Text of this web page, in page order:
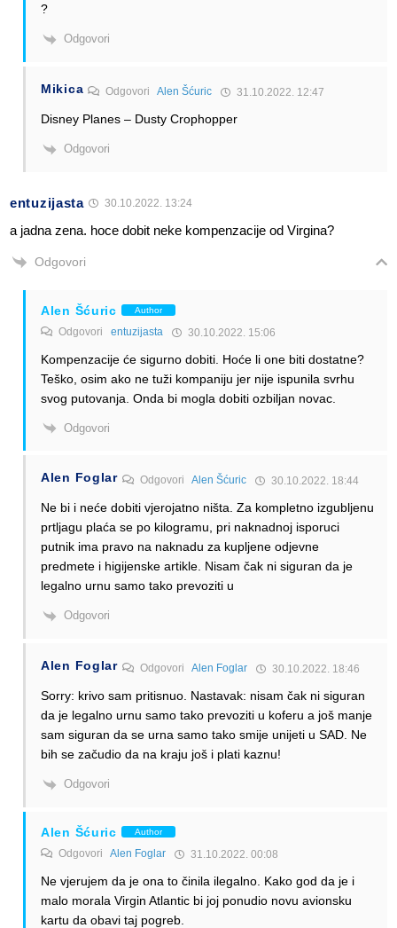
?
Odgovori
Mikica OdgovoriAlen Šćuric 31.10.2022. 12:47
Disney Planes – Dusty Crophopper
Odgovori
entuzijasta 30.10.2022. 13:24
a jadna zena. hoce dobit neke kompenzacije od Virgina?
Odgovori
Alen Šćuric Author
Odgovori entuzijasta 30.10.2022. 15:06
Kompenzacije će sigurno dobiti. Hoće li one biti dostatne?
Teško, osim ako ne tuži kompaniju jer nije ispunila svrhu
svog putovanja. Onda bi mogla dobiti ozbiljan novac.
Odgovori
Alen Foglar Odgovori Alen Šćuric 30.10.2022. 18:44
Ne bi i neće dobiti vjerojatno ništa. Za kompletno izgubljenu
prtljagu plaća se po kilogramu, pri naknadnoj isporuci
putnik ima pravo na naknadu za kupljene odjevne
predmete i higijenske artikle. Nisam čak ni siguran da je
legalno urnu samo tako prevoziti u
Odgovori
Alen Foglar Odgovori Alen Foglar 30.10.2022. 18:46
Sorry: krivo sam pritisnuo. Nastavak: nisam čak ni siguran
da je legalno urnu samo tako prevoziti u koferu a još manje
sam siguran da se urna samo tako smije unijeti u SAD. Ne
bih se začudio da na kraju još i plati kaznu!
Odgovori
Alen Šćuric Author
Odgovori Alen Foglar 31.10.2022. 00:08
Ne vjerujem da je ona to činila ilegalno. Kako god da je i
malo morala Virgin Atlantic bi joj ponudio novu avionsku
kartu da obavi taj pogreb.